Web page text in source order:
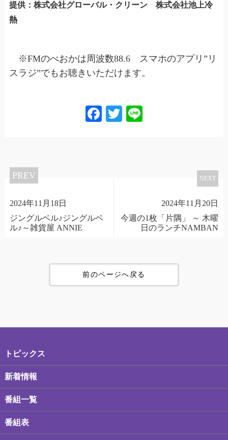
プ
レ
提供：株式会社グローバル・クリーン 株式会社池上冷
熱
※FMのべおかは周波数88.6 スマホのアプリ”リ
スラジ”でもお聴きいただけます。
Facebook
Twitter
PREV
2024年11月18日
ジングルベル♪ジングルベ
ル♪～雑貨屋 ANNIE
NEXT
2024年11月20日
今週の1枚「片隅」 ～ 木曜
日のランチNAMBAN
前のページへ戻る
トピックス
新着情報
番組一覧
番組表